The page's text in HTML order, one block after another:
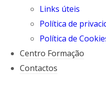
Links úteis
Política de
Política de
Centro Formação
Contactos